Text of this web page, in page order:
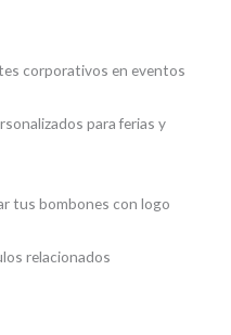
corporativos en eventos
para ferias y
tus bombones con logo
relacionados